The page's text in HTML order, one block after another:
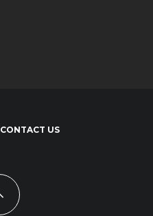
CONTACT US